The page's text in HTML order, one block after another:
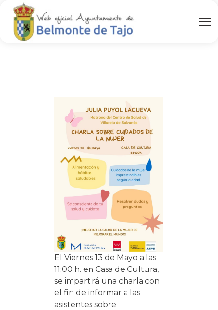
El Viernes 13 de Mayo a las
11:00 h. en Casa de Cultura,
se impartirá una charla con
el fin de informar a las
asistentes sobre